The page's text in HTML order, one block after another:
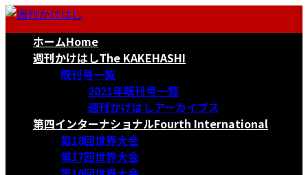
コ
ナ
ホームHome
週刊かけはしThe KAKEHASHI
既刊号一覧
2021年既刊号一覧
週刊かけはしアーカイブス
第四インターナショナルFourth International
第18回世界大会
第17回世界大会